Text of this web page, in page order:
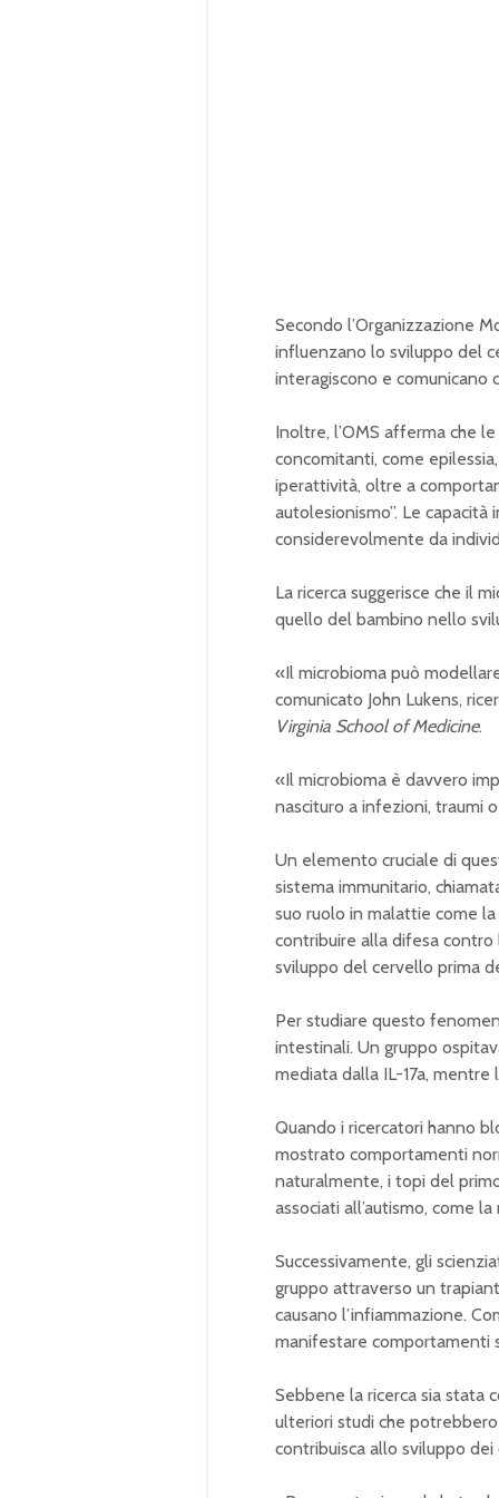
Secondo l’Organizzazione
influenzano lo sviluppo del
interagiscono e comunicano
Inoltre, l’OMS afferma che
concomitanti, come
iperattività, oltre a
autolesionismo”. Le
considerevolmente da
La ricerca suggerisce che il
quello del bambino nello
«Il microbioma può
comunicato John Lukens,
Virginia School of Medicine.
«Il microbioma è davvero
nascituro a infezioni, traumi
Un elemento cruciale di
sistema immunitario,
suo ruolo in malattie come
contribuire alla difesa
sviluppo del cervello prima
Per studiare questo
intestinali. Un gruppo
mediata dalla IL-17a, mentre
Quando i ricercatori hanno
mostrato comportamenti
naturalmente, i topi del
associati all’autismo, come
Successivamente, gli
gruppo attraverso un
causano l’infiammazione.
manifestare comportamenti
Sebbene la ricerca sia stata
ulteriori studi che
contribuisca allo sviluppo